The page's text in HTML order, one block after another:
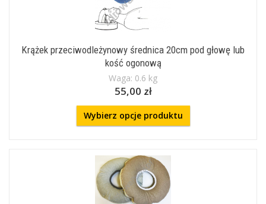
Krążek przeciwodleżynowy średnica 20cm pod głowę lub
kość ogonową
Waga: 0.6 kg
55,00 zł
Wybierz opcje produktu